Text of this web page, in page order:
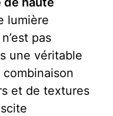
lumière
pas
une véritable
et de textures